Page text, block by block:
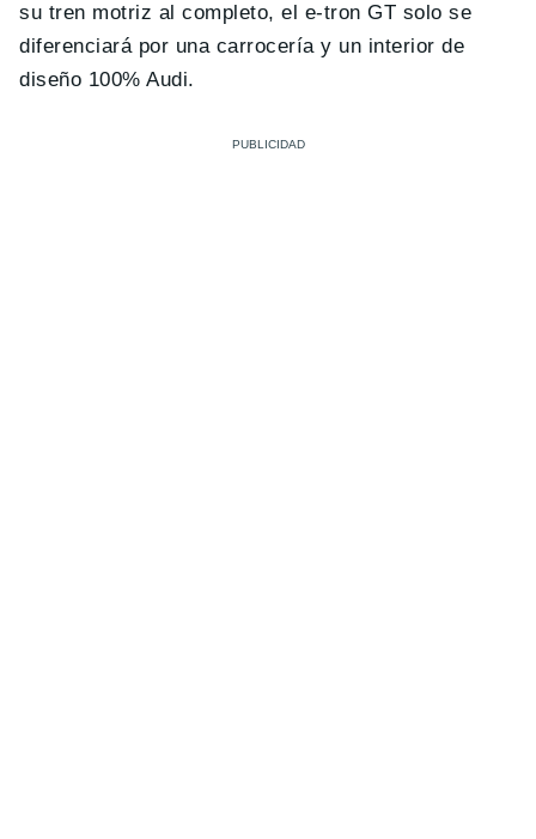
su tren motriz al completo, el e-tron GT solo se
diferenciará por una carrocería y un interior de
diseño 100% Audi.